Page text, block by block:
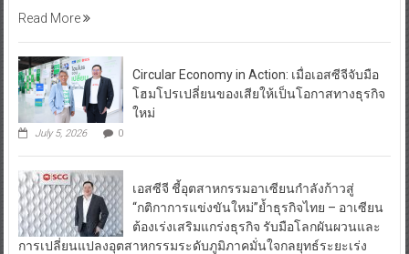
Read More
Circular Economy in Action: เมื่อเอสซีจีจับมือ
โฮมโปรเปลี่ยนของเสียให้เป็นโอกาสทางธุรกิจ
ใหม่
July 5, 2026 0
เอสซีจี ชี้อุตสาหกรรมอาเซียนกำลังก้าวสู่
“กติกาการแข่งขันใหม่”ย้ำธุรกิจไทย – อาเซียน
ต้องเร่งเสริมแกร่งธุรกิจ รับมือโลกผันผวนและ
การเปลี่ยนแปลงอุตสาหกรรมระดับภูมิภาคมั่นใจกลยุทธ์ระยะเร่ง